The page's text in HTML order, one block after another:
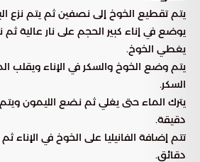
يتم تقطيع الخوخ إلى نصفين ثم يتم نزع
يوضع في إناء كبير الحجم على نار عالية
يغطي الخوخ.
يتم وضع الخوخ والسكر في الإناء ويقلب
السكر.
دقيقة.
دقائق.